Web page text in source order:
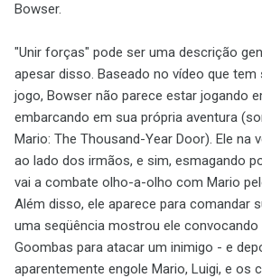
Bowser.
"Unir forças" pode ser uma descrição
apesar disso. Baseado no vídeo que
jogo, Bowser não parece estar jogando
embarcando em sua própria aventura
Mario: The Thousand-Year Door). Ele na
ao lado dos irmãos, e sim, esmagando
vai a combate olho-a-olho com Mario
Além disso, ele aparece para comandar
uma seqüência mostrou ele convocando
Goombas para atacar um inimigo - e
aparentemente engole Mario, Luigi, e os